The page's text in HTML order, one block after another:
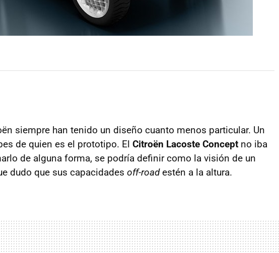
siempre han tenido un diseño cuanto menos particular. Un
de quien es el prototipo. El Citroën Lacoste Concept no iba
de alguna forma, se podría definir como la visión de un
dudo que sus capacidades off-roadestén a la altura.